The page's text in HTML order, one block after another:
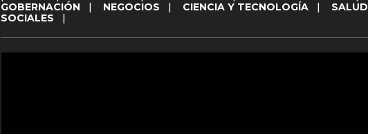
GOBERNACIÓN
NEGOCIOS CIENCIA Y TECNOLOGÍA| SALUD
SOCIALES